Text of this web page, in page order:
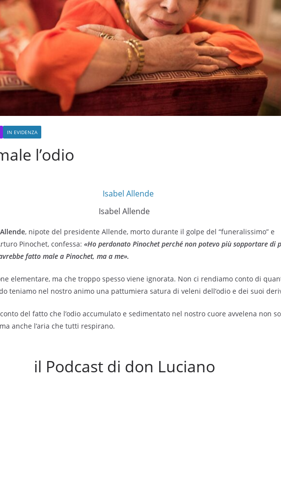
IN EVIDENZA
l’odio
Isabel Allende
, nipote del presidente Allende, morto durante il golpe del “funeralissimo” e
Pinochet, confessa: «Ho perdonato Pinochet perché non potevo più sopportare di
fat­to male a Pinochet, ma a me».
elementare, ma che troppo spesso viene ignorata. Non ci rendiamo conto di
teniamo nel nostro animo una pattumiera satura di vele­ni dell’odio e dei suoi
del fatto che l’odio accumulato e se­dimentato nel nostro cuore avvelena non
anche l’aria che tutti respirano.
il Podcast di don Luciano